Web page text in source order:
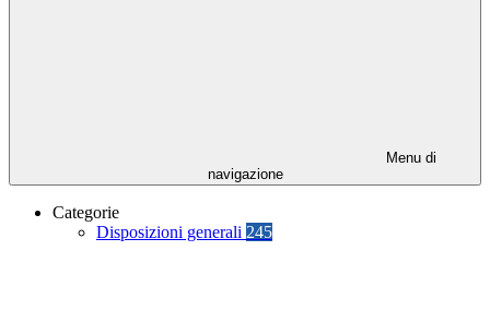
Menu di
navigazione
Categorie
Disposizioni generali 245